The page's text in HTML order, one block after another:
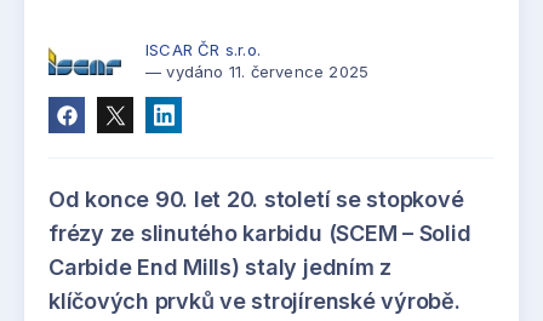
ISCAR ČR s.r.o.
— vydáno 11. července 2025
Od konce 90. let 20. století se stopkové
frézy ze slinutého karbidu (SCEM – Solid
Carbide End Mills) staly jedním z
klíčových prvků ve strojírenské výrobě.